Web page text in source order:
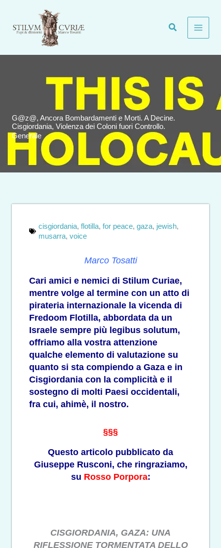
contenuto
G@z@, Ancora Bombardamenti e Morti. A Decine.
Cisgiordania, Violenza dei Coloni fuori Controllo.
Generale
cisgiordania, flotilla, for peace, gaza, jewish,
musarra, voice
Marco Tosatti
Cari amici e nemici di Stilum Curiae,
mentre volge al termine con un atto di
pirateria internazionale la vicenda di
Fredoom Flotilla, abbordata da un
Israele sempre più legibus solutum,
offriamo alla vostra attenzione
qualche elemento di valutazione su
quanto si sta compiendo a Gaza e in
Cisgiordania con la complicità e il
sostegno di molti Paesi occidentali,
fra cui, ahimè, il nostro.
§§§
Questo articolo pubblicato da
Giuseppe Rusconi, che ringraziamo,
su Rosso Porpora:
CISGIORDANIA, GAZA: UNA
RIFLESSIONE TORMENTATA DELLO